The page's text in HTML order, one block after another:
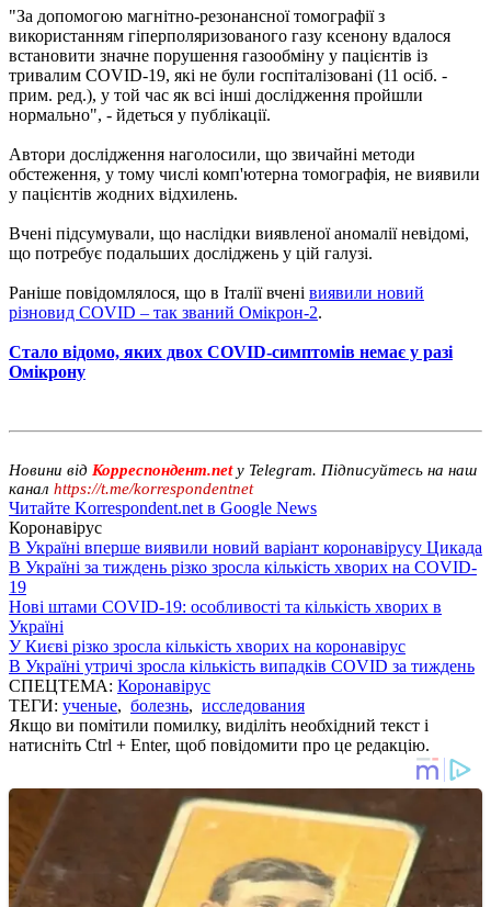
"За допомогою магнітно-резонансної томографії з
використанням гіперполяризованого газу ксенону вдалося
встановити значне порушення газообміну у пацієнтів із
тривалим COVID-19, які не були госпіталізовані (11 осіб. -
прим. ред.), у той час як всі інші дослідження пройшли
нормально", - йдеться у публікації.
Автори дослідження наголосили, що звичайні методи
обстеження, у тому числі комп'ютерна томографія, не виявили
у пацієнтів жодних відхилень.
Вчені підсумували, що наслідки виявленої аномалії невідомі,
що потребує подальших досліджень у цій галузі.
Раніше повідомлялося, що в Італії вчені виявили новий
різновид COVID – так званий Омікрон-2.
Стало відомо, яких двох COVID-симптомів немає у разі
Омікрону
Новини від Корреспондент.netу Telegram. Підписуйтесь на наш
канал https://t.me/korrespondentnet
Читайте Korrespondent.net в Google News
Коронавірус
В Україні вперше виявили новий варіант коронавірусу Цикада
В Україні за тиждень різко зросла кількість хворих на COVID-
19
Нові штами COVID-19: особливості та кількість хворих в
Україні
У Києві різко зросла кількість хворих на коронавірус
В Україні утричі зросла кількість випадків COVID за тиждень
СПЕЦТЕМА: Коронавірус
ТЕГИ: ученые, болезнь, исследования
Якщо ви помітили помилку, виділіть необхідний текст і
натисніть Ctrl + Enter, щоб повідомити про це редакцію.